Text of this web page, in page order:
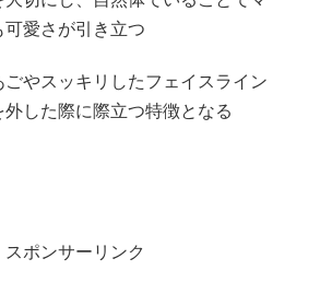
可愛さが引き立つ
ごやスッキリしたフェイスライン
外した際に際立つ特徴となる
スポンサーリンク